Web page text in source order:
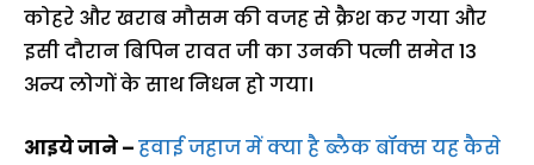
कोहरे और खराब मौसम की वजह से क्रैश कर गया और
इसी दौरान बिपिन रावत जी का उनकी पत्नी समेत 13
अन्य लोगों के साथ निधन हो गया।
आइये जाने –हवाई जहाज में क्या है ब्लैक बॉक्स यह कैसे